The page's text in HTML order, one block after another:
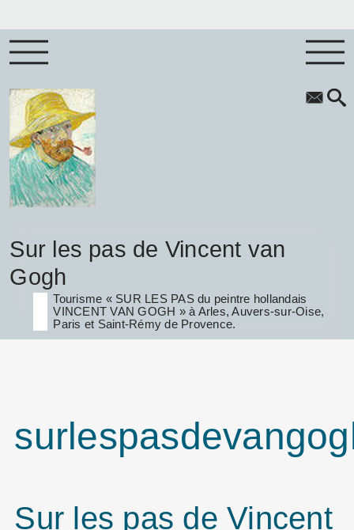
Sur les pas de Vincent van
Gogh
Tourisme « SUR LES PAS du peintre hollandais
VINCENT VAN GOGH » à Arles, Auvers-sur-Oise,
Paris et Saint-Rémy de Provence.
Sur les pas de Vincent